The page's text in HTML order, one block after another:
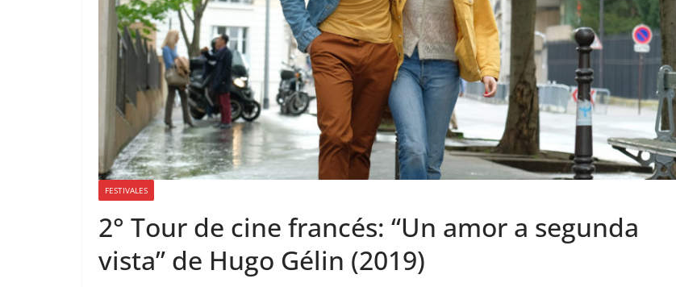
FESTIVALES
2° Tour de cine francés: “Un amor a segunda
vista” de Hugo Gélin (2019)